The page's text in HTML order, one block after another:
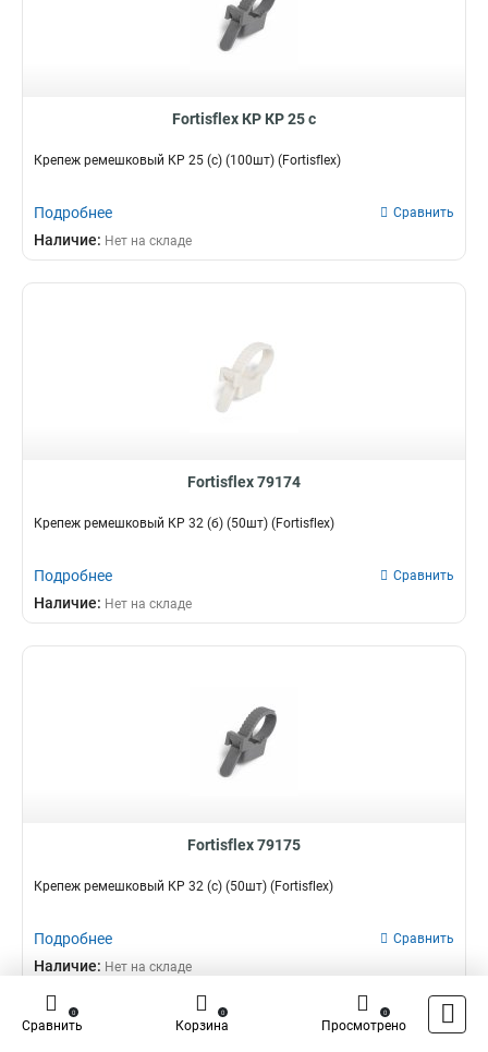
Fortisflex КР КР 25 с
Крепеж ремешковый КР 25 (с) (100шт) (Fortisflex)
Подробнее Сравнить
Наличие: Нет на складе
Fortisflex 79174
Крепеж ремешковый КР 32 (б) (50шт) (Fortisflex)
Подробнее Сравнить
Наличие: Нет на складе
Fortisflex 79175
Крепеж ремешковый КР 32 (с) (50шт) (Fortisflex)
Подробнее Сравнить
Наличие: Нет на складе
Сравнить
0
Корзина
0
Просмотрено
0